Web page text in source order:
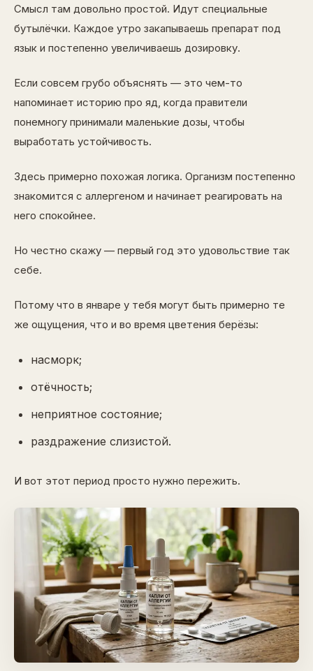
Смысл там довольно простой. Идут специальные
бутылёчки. Каждое утро закапываешь препарат под
язык и постепенно увеличиваешь дозировку.
Если совсем грубо объяснять — это чем-то
напоминает историю про яд, когда правители
понемногу принимали маленькие дозы, чтобы
выработать устойчивость.
Здесь примерно похожая логика. Организм постепенно
знакомится с аллергеном и начинает реагировать на
него спокойнее.
Но честно скажу — первый год это удовольствие так
себе.
Потому что в январе у тебя могут быть примерно те
же ощущения, что и во время цветения берёзы:
насморк;
отёчность;
неприятное состояние;
раздражение слизистой.
И вот этот период просто нужно пережить.